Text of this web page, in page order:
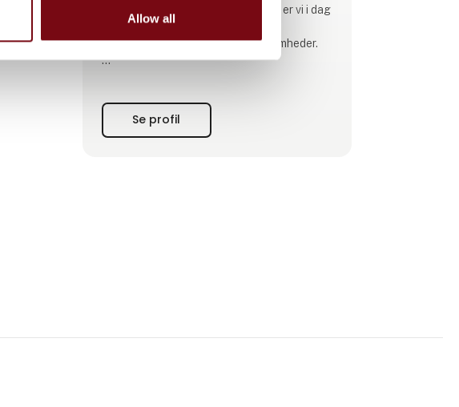
Allow all
end 50 års samlet erfaring i ryggen er vi i dag
eksperter, når det handler om
flowkomponenter til danske virksomheder.
været autoriseret forhandler af hele Alfa
Laval-porteføljen af sanitære pumper til
Se profil